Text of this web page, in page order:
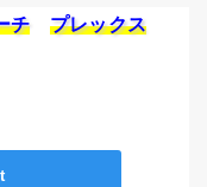
チ
プレックス